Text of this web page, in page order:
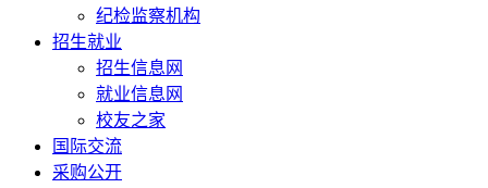
纪检监察机构
招生就业
招生信息网
就业信息网
校友之家
国际交流
采购公开